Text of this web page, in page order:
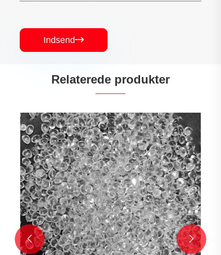
Indsend
Relaterede produkter
 